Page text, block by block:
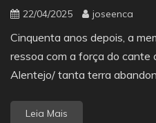
22/04/2025 joseenca
Cinquenta anos depois, a
ressoa com a força do cante
Alentejo/ tanta terra
Leia Mais